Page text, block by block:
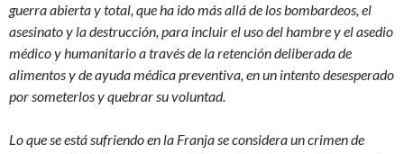
guerra abierta y total, que ha ido más allá de los bombardeos, el
asesinato y la destrucción, para incluir el uso del hambre y el asedio
médico y humanitario a través de la retención deliberada de
alimentos y de ayuda médica preventiva, en un intento desesperado
por someterlos y quebrar su voluntad.
Lo que se está sufriendo en la Franja se considera un crimen de